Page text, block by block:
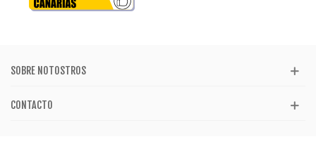
SOBRE NOTOSTROS
CONTACTO